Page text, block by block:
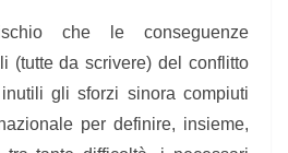
che le conseguenze
(tutte da scrivere) del conflitto
gli sforzi sinora compiuti
per definire, insieme,